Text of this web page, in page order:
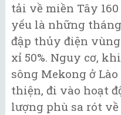
tải về miền Tây
yếu là những
đập thủy điện
xỉ 50%. Nguy cơ,
sông Mekong ở
thiện, đi vào hoạt
lượng phù sa rót về